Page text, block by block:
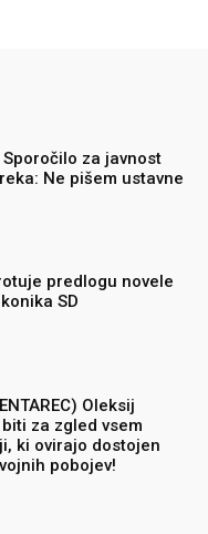
Sporočilo za javnost
Ne pišem ustavne
predlogu novele
SD
Oleksij
za zgled vsem
ki ovirajo dostojen
pobojev!